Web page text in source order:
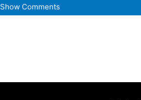
Show Comments